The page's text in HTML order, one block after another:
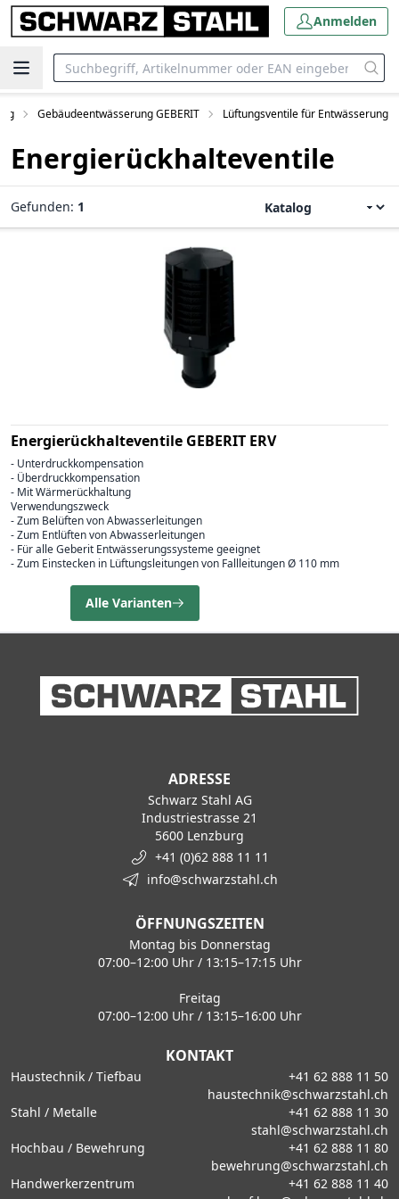
Anmelden
Gebäudeentwässerung GEBERIT Lüftungsventile für Entwässerung
Energierückhalteventile
Gefunden: 1
Energierückhalteventile GEBERIT ERV
- Unterdruckkompensation
- Überdruckkompensation
- Mit Wärmerückhaltung
Verwendungszweck
- Zum Belüften von Abwasserleitungen
- Zum Entlüften von Abwasserleitungen
- Für alle Geberit Entwässerungssysteme geeignet
- Zum Einstecken in Lüftungsleitungen von Fallleitungen Ø 110 mm
Alle Varianten
ADRESSE
Schwarz Stahl AG
Industriestrasse 21
5600 Lenzburg
+41 (0)62 888 11 11
info@schwarzstahl.ch
ÖFFNUNGSZEITEN
Montag bis Donnerstag
07:00–12:00 Uhr / 13:15–17:15 Uhr
Freitag
07:00–12:00 Uhr / 13:15–16:00 Uhr
KONTAKT
Haustechnik / Tiefbau
+41 62 888 11 50
haustechnik@schwarzstahl.ch
Stahl / Metalle
+41 62 888 11 30
stahl@schwarzstahl.ch
Hochbau / Bewehrung
+41 62 888 11 80
bewehrung@schwarzstahl.ch
Handwerkerzentrum
+41 62 888 11 40